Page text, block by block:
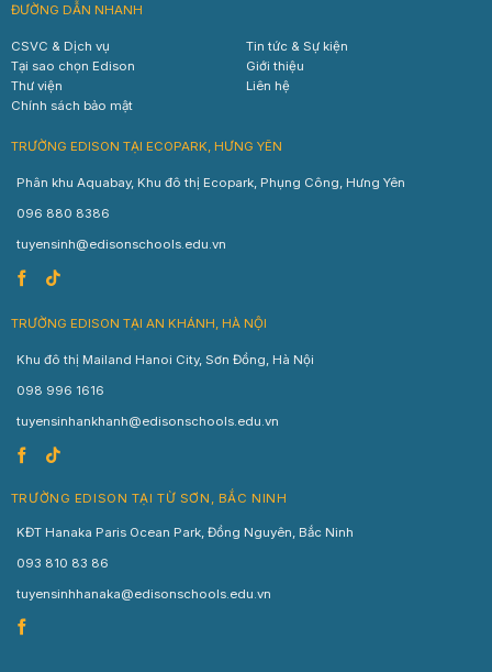
ĐƯỜNG DẪN NHANH
CSVC & Dịch vụ
Tin tức & Sự kiện
Tại sao chọn Edison
Giới thiệu
Thư viện
Liên hệ
Chính sách bảo mật
TRƯỜNG EDISON TẠI ECOPARK, HƯNG YÊN
Phân khu Aquabay, Khu đô thị Ecopark, Phụng Công, Hưng Yên
096 880 8386
tuyensinh@edisonschools.edu.vn
TRƯỜNG EDISON TẠI AN KHÁNH, HÀ NỘI
Khu đô thị Mailand Hanoi City, Sơn Đồng, Hà Nội
098 996 1616
tuyensinhankhanh@edisonschools.edu.vn
TRƯỜNG EDISON TẠI TỪ SƠN, BẮC NINH
KĐT Hanaka Paris Ocean Park, Đồng Nguyên, Bắc Ninh
093 810 83 86
tuyensinhhanaka@edisonschools.edu.vn